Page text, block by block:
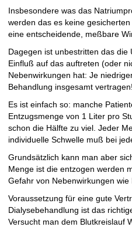
Insbesondere was das
werden das es keine
eine entscheidende, meßbare
Dagegen ist unbestritten das
Einfluß auf das auftreten (oder
Nebenwirkungen hat: Je
Behandlung insgesamt vertragen!
Es ist einfach so: manche
Entzugsmenge von 1 Liter pro
schon die Hälfte zu viel. Jeder
individuelle Schwelle muß bei
Grundsätzlich kann man aber
Menge ist die entzogen werden
Gefahr von Nebenwirkungen
Voraussetzung für eine gute
Dialysebehandlung ist das
Versucht man dem Blutkreislauf